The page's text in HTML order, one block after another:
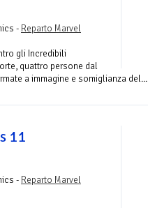
- Reparto Marvel
gli Incredibili
quattro persone dal
a immagine e somiglianza del...
11
- Reparto Marvel